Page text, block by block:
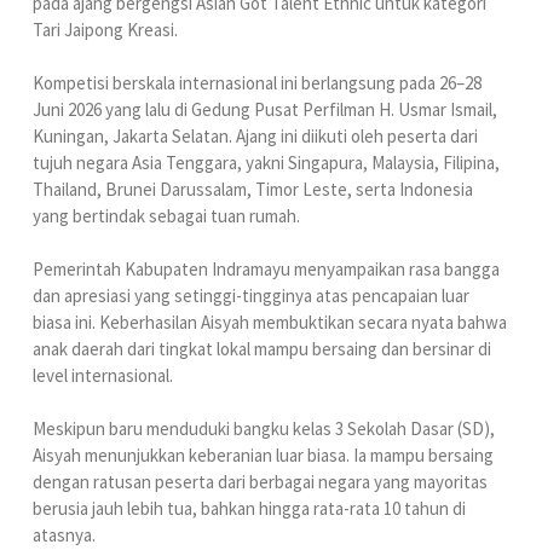
Tari Jaipong Kreasi.
Kompetisi berskala internasional ini berlangsung pada 26–28
Juni 2026 yang lalu di Gedung Pusat Perfilman H. Usmar Ismail,
Kuningan, Jakarta Selatan. Ajang ini diikuti oleh peserta dari
tujuh negara Asia Tenggara, yakni Singapura, Malaysia, Filipina,
Thailand, Brunei Darussalam, Timor Leste, serta Indonesia
yang bertindak sebagai tuan rumah.
Pemerintah Kabupaten Indramayu menyampaikan rasa bangga
dan apresiasi yang setinggi-tingginya atas pencapaian luar
biasa ini. Keberhasilan Aisyah membuktikan secara nyata bahwa
anak daerah dari tingkat lokal mampu bersaing dan bersinar di
level internasional.
Meskipun baru menduduki bangku kelas 3 Sekolah Dasar (SD),
Aisyah menunjukkan keberanian luar biasa. Ia mampu bersaing
dengan ratusan peserta dari berbagai negara yang mayoritas
berusia jauh lebih tua, bahkan hingga rata-rata 10 tahun di
atasnya.